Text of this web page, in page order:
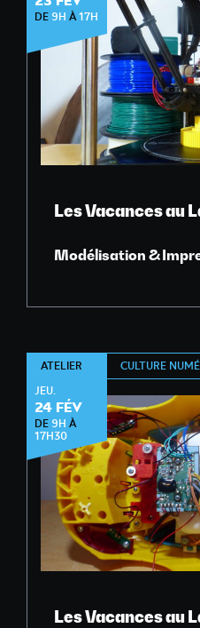
DE 9H À17H
Les Vacances au
Modélisation &
ATELIER
JEU.
24 FÉV
DE 9H À
17H30
CULTURE
Les Vacances au